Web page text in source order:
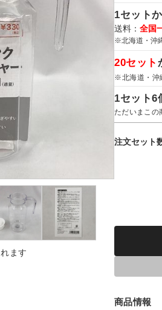
ます
1セット
送料： 全国
※北海道・沖
20セット
※北海道・沖
1セット6
ただいまこ
注文セット
商品情報